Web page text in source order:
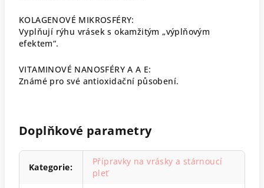
KOLAGENOVÉ MIKROSFÉRY:
Vyplňují rýhu vrásek s okamžitým „výplňovým
efektem“.
VITAMINOVÉ NANOSFÉRY A A E:
Známé pro své antioxidační působení.
Doplňkové parametry
Kategorie:
Přípravky na vrásky a stárnoucí
pleť